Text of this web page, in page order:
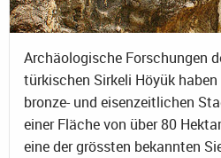
Archäologische Forschungen
türkischen Sirkeli Höyük
bronze- und eisenzeitlichen
einer Fläche von über 80
eine der grössten bekannten